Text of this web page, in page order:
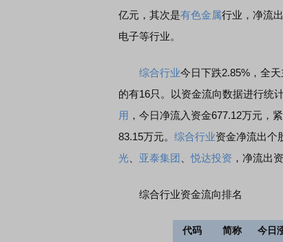
亿元，其次是有色金属行业，净流
电子等行业。
综合行业今日下跌2.85%，全
的有16只。以资金流向数据进行统
用 ，今日净流入资金677.12万元，
83.15万元。 综合行业资金净流出个
光
亚泰集团 悦达投资 ，净流出
综合行业资金流向排名
代码 简称 今日